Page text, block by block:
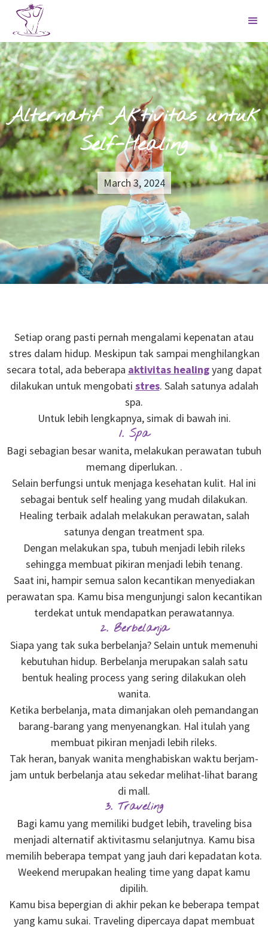
Alternatif Aktivitas untuk
Self-Healing
March 3, 2024
Setiap orang pasti pernah mengalami kepenatan atau
stres dalam hidup. Meskipun tak sampai menghilangkan
secara total, ada beberapa aktivitas healingyang dapat
dilakukan untuk mengobati stres. Salah satunya adalah
spa.
Untuk lebih lengkapnya, simak di bawah ini.
1. Spa
Bagi sebagian besar wanita, melakukan perawatan tubuh
memang diperlukan. .
Selain berfungsi untuk menjaga kesehatan kulit. Hal ini
sebagai bentuk self healing yang mudah dilakukan.
Healing terbaik adalah melakukan perawatan, salah
satunya dengan treatment spa.
Dengan melakukan spa, tubuh menjadi lebih rileks
sehingga membuat pikiran menjadi lebih tenang.
Saat ini, hampir semua salon kecantikan menyediakan
perawatan spa. Kamu bisa mengunjungi salon kecantikan
terdekat untuk mendapatkan perawatannya.
2. Berbelanja
Siapa yang tak suka berbelanja? Selain untuk memenuhi
kebutuhan hidup. Berbelanja merupakan salah satu
bentuk healing process yang sering dilakukan oleh
wanita.
Ketika berbelanja, mata dimanjakan oleh pemandangan
barang-barang yang menyenangkan. Hal itulah yang
membuat pikiran menjadi lebih rileks.
Tak heran, banyak wanita menghabiskan waktu berjam-
jam untuk berbelanja atau sekedar melihat-lihat barang
di mall.
3. Traveling
Bagi kamu yang memiliki budget lebih, traveling bisa
menjadi alternatif aktivitasmu selanjutnya. Kamu bisa
memilih beberapa tempat yang jauh dari kepadatan kota.
Weekend merupakan healing time yang dapat kamu
dipilih.
Kamu bisa bepergian di akhir pekan ke beberapa tempat
yang kamu sukai. Traveling dipercaya dapat membuat